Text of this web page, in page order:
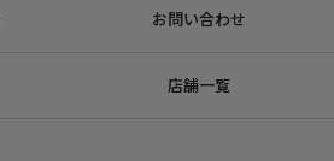
お問い合わせ
店舗一覧